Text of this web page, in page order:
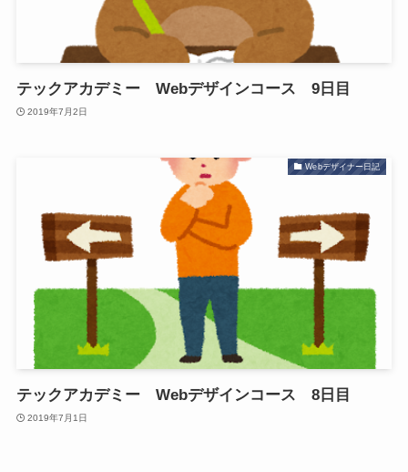
テックアカデミー Webデザインコース 9日目
2019年7月2日
Webデザイナー日記
テックアカデミー Webデザインコース 8日目
2019年7月1日